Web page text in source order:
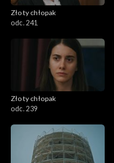
Złoty chłopak
odc. 241
Złoty chłopak
odc. 239